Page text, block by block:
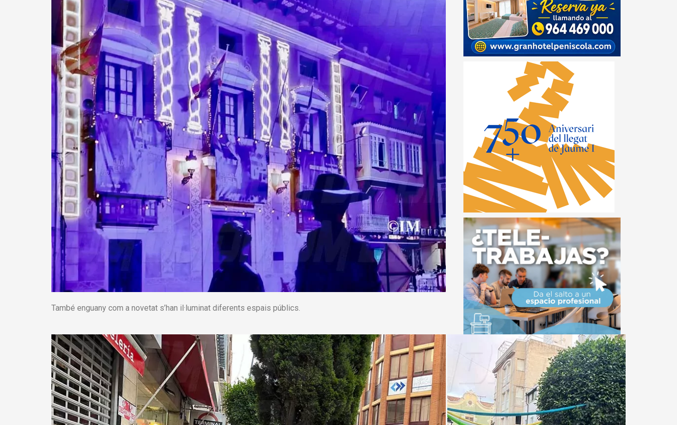
També enguany com a novetat s’han il·luminat diferents espais públics.